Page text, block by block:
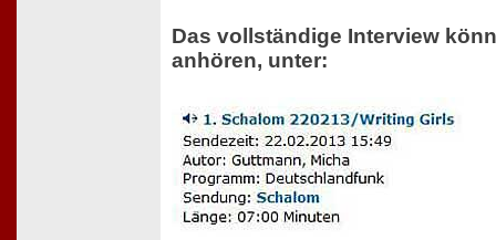
Das vollständige Interview
anhören, unter: